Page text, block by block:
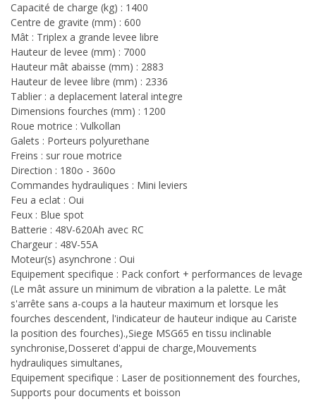
Capacité de charge (kg) : 1400
Centre de gravite (mm) : 600
Mât : Triplex a grande levee libre
Hauteur de levee (mm) : 7000
Hauteur mât abaisse (mm) : 2883
Hauteur de levee libre (mm) : 2336
Tablier : a deplacement lateral integre
Dimensions fourches (mm) : 1200
Roue motrice : Vulkollan
Galets : Porteurs polyurethane
Freins : sur roue motrice
Direction : 180o - 360o
Commandes hydrauliques : Mini leviers
Feu a eclat : Oui
Feux : Blue spot
Batterie : 48V-620Ah avec RC
Chargeur : 48V-55A
Moteur(s) asynchrone : Oui
Equipement specifique : Pack confort + performances de levage
(Le mât assure un minimum de vibration a la palette. Le mât
s'arrête sans a-coups a la hauteur maximum et lorsque les
fourches descendent, l'indicateur de hauteur indique au Cariste
la position des fourches).,Siege MSG65 en tissu inclinable
synchronise,Dosseret d'appui de charge,Mouvements
hydrauliques simultanes,
Equipement specifique : Laser de positionnement des fourches,
Supports pour documents et boisson